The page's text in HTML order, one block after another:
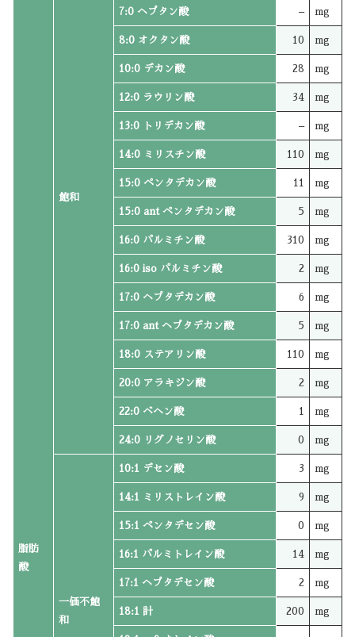
脂肪
酸
飽和
7:0 ヘプタン酸 – mg
8:0 オクタン酸 10 mg
10:0 デカン酸 28 mg
12:0 ラウリン酸 34 mg
13:0 トリデカン酸 – mg
14:0 ミリスチン酸 110 mg
15:0 ペンタデカン酸 11 mg
15:0 ant ペンタデカン酸 5 mg
16:0 パルミチン酸 310 mg
16:0 iso パルミチン酸 2 mg
17:0 ヘプタデカン酸 6 mg
17:0 ant ヘプタデカン酸 5 mg
18:0 ステアリン酸 110 mg
20:0 アラキジン酸 2 mg
22:0 ベヘン酸 1 mg
24:0 リグノセリン酸 0 mg
一価不飽
和
10:1 デセン酸 3 mg
14:1 ミリストレイン酸 9 mg
15:1 ペンタデセン酸 0 mg
16:1 パルミトレイン酸 14 mg
17:1 ヘプタデセン酸 2 mg
18:1 計 200 mg